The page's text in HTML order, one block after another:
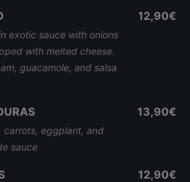
exotic sauce with onions
with melted cheese.
guacamole, and salsa
12,90€
carrots, eggplant, and
sauce
13,90€
12,90€